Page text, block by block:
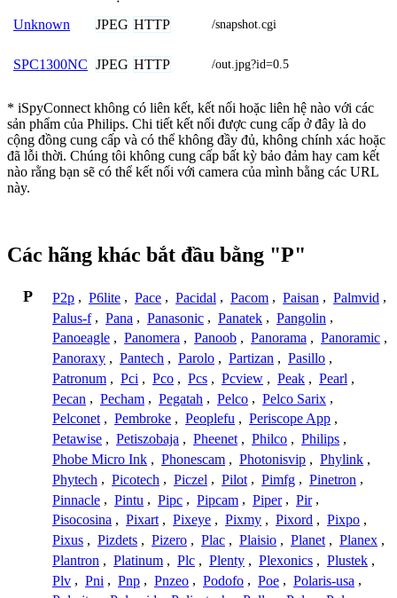
Unknown JPEG HTTP /snapshot.cgi
SPC1300NC JPEG HTTP /out.jpg?id=0.5
* iSpyConnect không có liên kết, kết nối hoặc liên hệ nào với các
sản phẩm của Philips. Chi tiết kết nối được cung cấp ở đây là do
cộng đồng cung cấp và có thể không đầy đủ, không chính xác hoặc
đã lỗi thời. Chúng tôi không cung cấp bất kỳ bảo đảm hay cam kết
nào rằng bạn sẽ có thể kết nối với camera của mình bằng các URL
này.
Các hãng khác bắt đầu bằng "P"
P P2p , P6lite , Pace , Pacidal , Pacom , Paisan , Palmvid ,
Palus-f , Pana , Panasonic , Panatek , Pangolin ,
Panoeagle , Panomera , Panoob , Panorama , Panoramic ,
Panoraxy , Pantech , Parolo , Partizan , Pasillo ,
Patronum , Pci , Pco , Pcs , Pcview , Peak , Pearl ,
Pecan , Pecham , Pegatah , Pelco , Pelco Sarix ,
Pelconet , Pembroke , Peoplefu , Periscope App ,
Petawise , Petiszobaja , Pheenet , Philco , Philips ,
Phobe Micro Ink , Phonescam , Photonisvip , Phylink ,
Phytech , Picotech , Piczel , Pilot , Pimfg , Pinetron ,
Pinnacle , Pintu , Pipc , Pipcam , Piper , Pir ,
Pisocosina , Pixart , Pixeye , Pixmy , Pixord , Pixpo ,
Pixus , Pizdets , Pizero , Plac , Plaisio , Planet , Planex ,
Plantron , Platinum , Plc , Plenty , Plexonics , Plustek ,
Plv , Pni , Pnp , Pnzeo , Podofo , Poe , Polaris-usa ,